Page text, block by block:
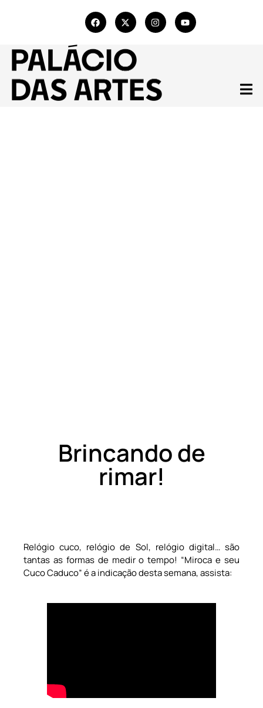
Brincando de
rimar!
Relógio cuco, relógio de Sol, relógio digital… são
tantas as formas de medir o tempo! “Miroca e seu
Cuco Caduco” é a indicação desta semana, assista: